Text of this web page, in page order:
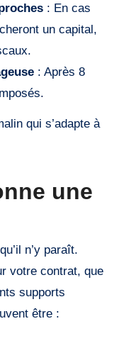
: En cas
un capital,
: Après 8
qui s’adapte à
une
n’y paraît.
votre contrat, que
supports
être :